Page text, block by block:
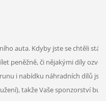
auta. Kdyby jste se chtěli
peněžně, či nějakými díly
i nabídku náhradních dílů
takže Vaše sponzorství